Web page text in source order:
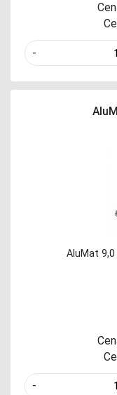
-
AluMat
-